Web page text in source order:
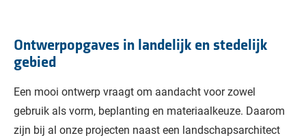
Ontwerpopgaves in landelijk en stedelijk
gebied
Een mooi ontwerp vraagt om aandacht voor zowel
gebruik als vorm, beplanting en materiaalkeuze. Daarom
zijn bij al onze projecten naast een landschapsarchitect